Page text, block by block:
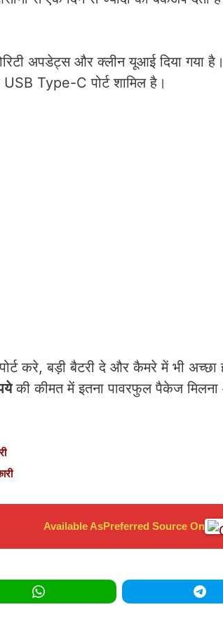
अपडेट्स और क्लीन यूआई दिया गया
Type-C पोर्ट शामिल है।
करे, बड़ी बैटरी दे और कैमरे में भी अच्छा
की कीमत में इतना पावरफुल पैकेज
Available AsPreferred Source On